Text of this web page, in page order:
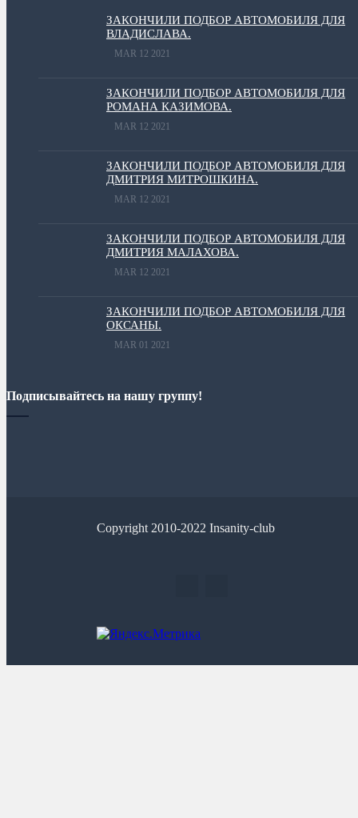
ЗАКОНЧИЛИ ПОДБОР АВТОМОБИЛЯ ДЛЯ
ВЛАДИСЛАВА.
MAR 12 2021
ЗАКОНЧИЛИ ПОДБОР АВТОМОБИЛЯ ДЛЯ
РОМАНА КАЗИМОВА.
MAR 12 2021
ЗАКОНЧИЛИ ПОДБОР АВТОМОБИЛЯ ДЛЯ
ДМИТРИЯ МИТРОШКИНА.
MAR 12 2021
ЗАКОНЧИЛИ ПОДБОР АВТОМОБИЛЯ ДЛЯ
ДМИТРИЯ МАЛАХОВА.
MAR 12 2021
ЗАКОНЧИЛИ ПОДБОР АВТОМОБИЛЯ ДЛЯ
ОКСАНЫ.
MAR 01 2021
Подписывайтесь на нашу группу!
Copyright 2010-2022 Insanity-club